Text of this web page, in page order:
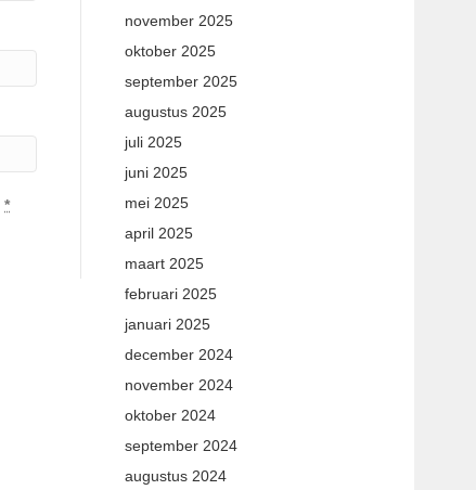
*
november 2025
oktober 2025
september 2025
augustus 2025
juli 2025
juni 2025
mei 2025
april 2025
maart 2025
februari 2025
januari 2025
december 2024
november 2024
oktober 2024
september 2024
augustus 2024